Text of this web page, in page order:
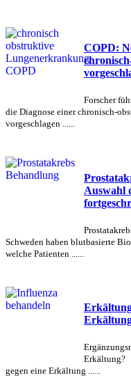
COPD:
Forscher
die Diagnose einer chronisch-
vorgeschlagen ......
Auswahl
Schweden haben blutbasierte
welche Patienten ......
Erkältung?
gegen eine Erkältung ......